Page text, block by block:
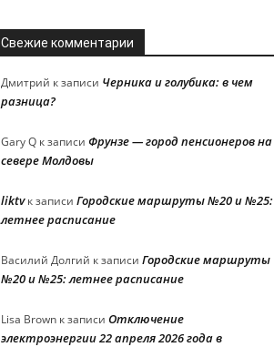
Свежие комментарии
Дмитрий к записи Черника и голубика: в чем
разница?
Gary Q к записи Фрунзе — город пенсионеров на
севере Молдовы
liktvк записи Городские маршруты №20 и №25:
летнее расписание
Василий Долгий к записи Городские маршруты
№20 и №25: летнее расписание
Lisa Brown к записи Отключение
электроэнергии 22 апреля 2026 года в